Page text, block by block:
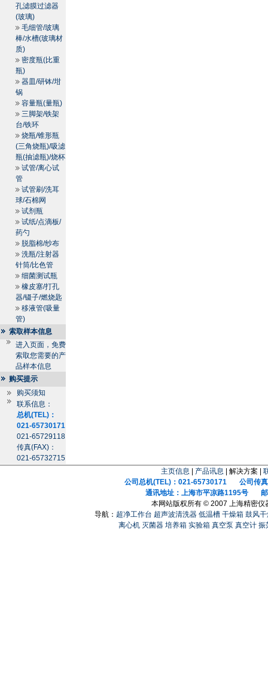
孔滤膜过滤器
(玻璃)
毛细管/玻璃
棒/水槽(玻璃材
质)
密度瓶(比重
瓶)
器皿/研钵/坩
锅
容量瓶(量瓶)
三脚架/铁架
台/铁环
烧瓶/锥形瓶
(三角烧瓶)/吸滤
瓶(抽滤瓶)/烧杯
试管/离心试
管
试管刷/洗耳
球/石棉网
试剂瓶
试纸/点滴板/
药勺
脱脂棉/纱布
洗瓶/注射器
针筒/比色管
细菌测试瓶
橡皮塞/打孔
器/镊子/燃烧匙
移液管(吸量
管)
索取样本信息
进入页面，免费
索取您需要的产
品样本信息
购买提示
购买须知
联系信息：
总机(TEL)：
021-65730171
021-65729118
传真(FAX)：
021-65732715
主页信息 产品讯息 | 解决方案 |
公司总机(TEL)：021-65730171 公司传真
通讯地址：上海市平凉路1195号 邮
本网站版权所有 © 2007 上海精密仪
导航： 超净工作台 超声波清洗器 低温槽 干燥箱 鼓风
离心机 灭菌器 培养箱 实验箱 真空泵 真空计 振